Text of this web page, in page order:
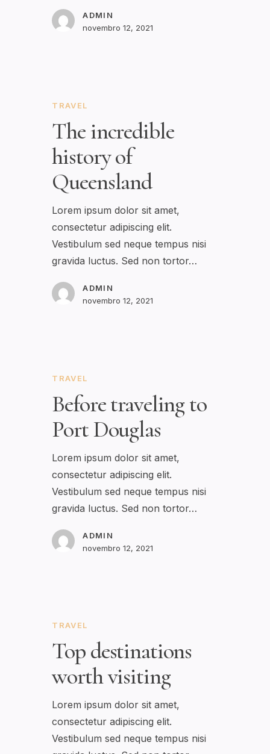
ADMIN
novembro 12, 2021
TRAVEL
The incredible
history of
Queensland
Lorem ipsum dolor sit amet,
consectetur adipiscing elit.
Vestibulum sed neque tempus nisi
gravida luctus. Sed non tortor…
ADMIN
novembro 12, 2021
TRAVEL
Before traveling to
Port Douglas
Lorem ipsum dolor sit amet,
consectetur adipiscing elit.
Vestibulum sed neque tempus nisi
gravida luctus. Sed non tortor…
ADMIN
novembro 12, 2021
TRAVEL
Top destinations
worth visiting
Lorem ipsum dolor sit amet,
consectetur adipiscing elit.
Vestibulum sed neque tempus nisi